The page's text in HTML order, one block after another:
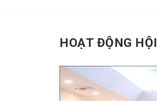
HOẠT ĐỘNG HỘI